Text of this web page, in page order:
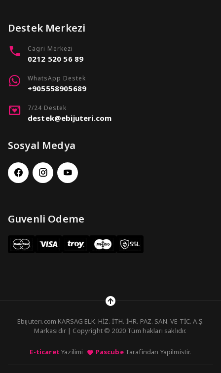
Destek Merkezi
Cagri Merkezi
0212 520 56 89
WhatsApp Destek
+905558905689
7/24 Destek
destek@ebijuteri.com
Sosyal Medya
Guvenli Odeme
Ebijuteri.com KARSAG ELK. HİZ. İTH. İHR. PAZ. SAN. VE TİC. A.Ş.
Markasıdır | Copyright © 2020 Tüm hakları saklıdır.
E-ticaret Yazilimi PascubeTarafindan Yapilmistir.